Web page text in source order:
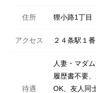
住所 狸小路1丁目
アクセス ２４条駅１
待遇
人妻・マダ
履歴書不要
OK、友人同